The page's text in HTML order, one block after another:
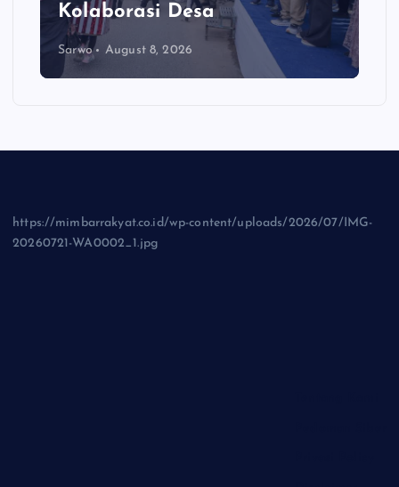
Kolaborasi Desa
Sarwo August 8, 2026
https://mimbarrakyat.co.id/wp-content/uploads/2026/07/IMG-
20260721-WA0002_1.jpg